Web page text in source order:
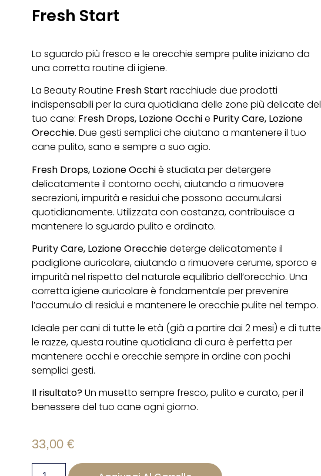
Fresh Start
Lo sguardo più fresco e le orecchie sempre pulite iniziano da
una corretta routine di igiene.
La Beauty Routine Fresh Start racchiude due prodotti
indispensabili per la cura quotidiana delle zone più delicate del
tuo cane: Fresh Drops, Lozione Occhie Purity Care, Lozione
Orecchie. Due gesti semplici che aiutano a mantenere il tuo
cane pulito, sano e sempre a suo agio.
Fresh Drops, Lozione Occhiè studiata per detergere
delicatamente il contorno occhi, aiutando a rimuovere
secrezioni, impurità e residui che possono accumularsi
quotidianamente. Utilizzata con costanza, contribuisce a
mantenere lo sguardo pulito e ordinato.
Purity Care, Lozione Orecchiedeterge delicatamente il
padiglione auricolare, aiutando a rimuovere cerume, sporco e
impurità nel rispetto del naturale equilibrio dell’orecchio. Una
corretta igiene auricolare è fondamentale per prevenire
l’accumulo di residui e mantenere le orecchie pulite nel tempo.
Ideale per cani di tutte le età (già a partire dai 2 mesi) e di tutte
le razze, questa routine quotidiana di cura è perfetta per
mantenere occhi e orecchie sempre in ordine con pochi
semplici gesti.
Il risultato?Un musetto sempre fresco, pulito e curato, per il
benessere del tuo cane ogni giorno.
33,00 €